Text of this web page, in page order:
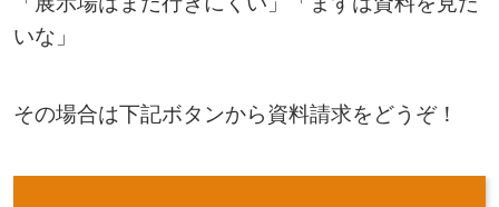
いな」
その場合は下記ボタンから資料請求をどうぞ！